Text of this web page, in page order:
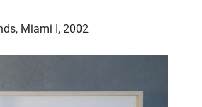
Miami I, 2002